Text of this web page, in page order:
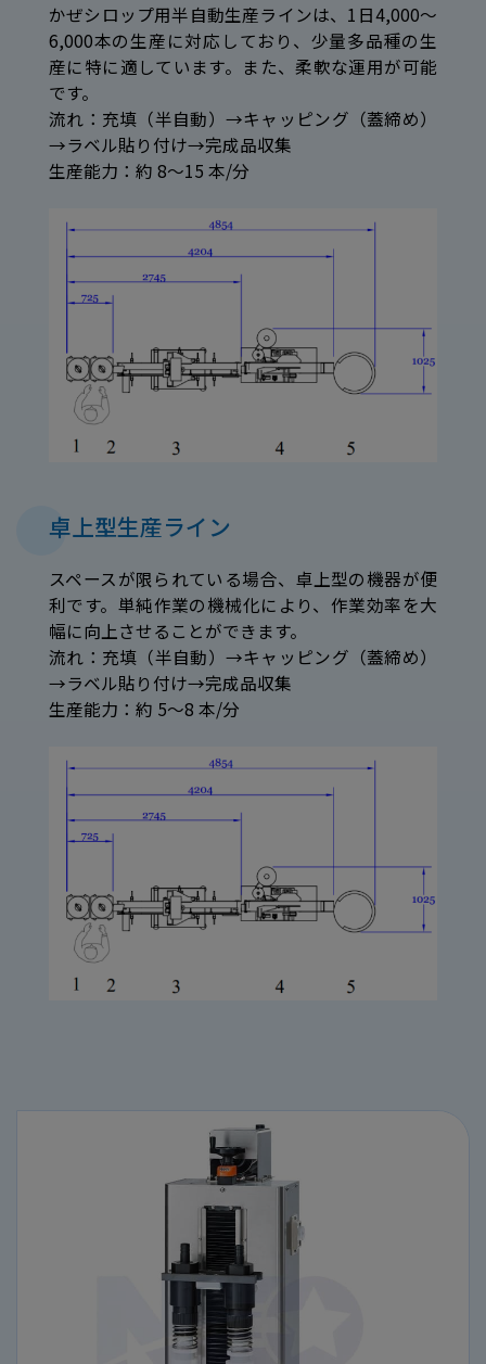
かぜシロップ用半自動生産ラインは、1日4,000～
6,000本の生産に対応しており、少量多品種の生
産に特に適しています。また、柔軟な運用が可能
です。
流れ：充填（半自動）→キャッピング（蓋締め）
→ラベル貼り付け→完成品収集
生産能力：約 8～15 本/分
卓上型生産ライン
スペースが限られている場合、卓上型の機器が便
利です。単純作業の機械化により、作業効率を大
幅に向上させることができます。
流れ：充填（半自動）→キャッピング（蓋締め）
→ラベル貼り付け→完成品収集
生産能力：約 5～8 本/分